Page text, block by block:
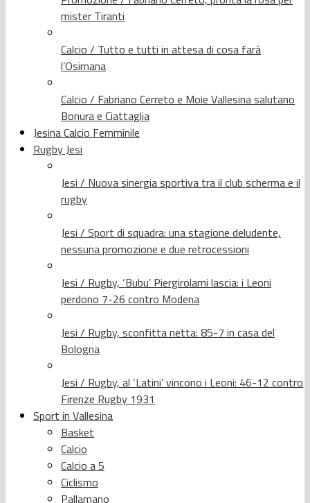
mister Tiranti
Calcio / Tutto e tutti in attesa di cosa farà
l’Osimana
Calcio / Fabriano Cerreto e Moie Vallesina salutano
Bonura e Ciattaglia
Jesina Calcio Femminile
Rugby Jesi
Jesi / Nuova sinergia sportiva tra il club scherma e il
rugby
Jesi / Sport di squadra: una stagione deludente,
nessuna promozione e due retrocessioni
Jesi / Rugby, ‘Bubu’ Piergirolami lascia: i Leoni
perdono 7-26 contro Modena
Jesi / Rugby, sconfitta netta: 85-7 in casa del
Bologna
Jesi / Rugby, al ‘Latini’ vincono i Leoni: 46-12 contro
Firenze Rugby 1931
Sport in Vallesina
Basket
Calcio
Calcio a 5
Ciclismo
Pallamano